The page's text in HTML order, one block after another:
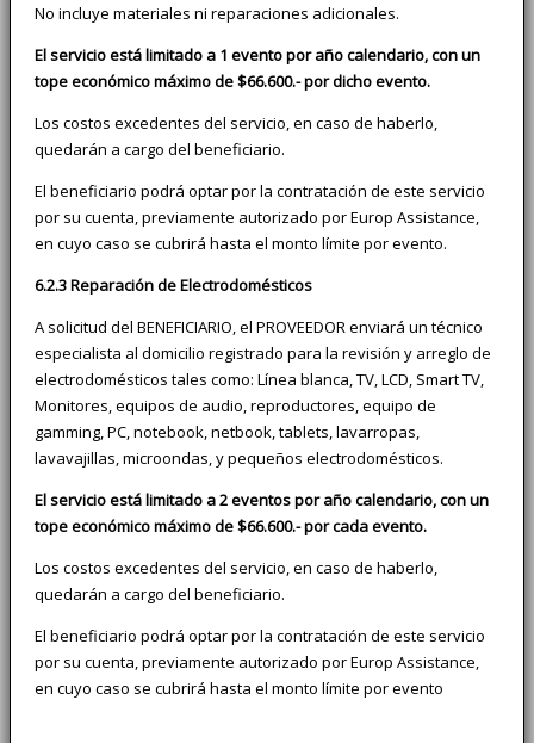
No incluye materiales ni reparaciones adicionales.
El servicio está limitado a 1 evento por año calendario, con un
tope económico máximo de $66.600.- por dicho evento.
Los costos excedentes del servicio, en caso de haberlo,
quedarán a cargo del beneficiario.
El beneficiario podrá optar por la contratación de este servicio
por su cuenta, previamente autorizado por Europ Assistance,
en cuyo caso se cubrirá hasta el monto límite por evento.
6.2.3 Reparación de Electrodomésticos
A solicitud del BENEFICIARIO, el PROVEEDOR enviará un técnico
especialista al domicilio registrado para la revisión y arreglo de
electrodomésticos tales como: Línea blanca, TV, LCD, Smart TV,
Monitores, equipos de audio, reproductores, equipo de
gamming, PC, notebook, netbook, tablets, lavarropas,
lavavajillas, microondas, y pequeños electrodomésticos.
El servicio está limitado a 2 eventos por año calendario, con un
tope económico máximo de $66.600.- por cada evento.
Los costos excedentes del servicio, en caso de haberlo,
quedarán a cargo del beneficiario.
El beneficiario podrá optar por la contratación de este servicio
por su cuenta, previamente autorizado por Europ Assistance,
en cuyo caso se cubrirá hasta el monto límite por evento